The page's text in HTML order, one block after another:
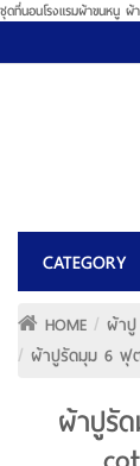
ชุดที่นอนโรงแรมผ้าขนหนู ผ้
HOME
ผ้า
ผ้าปูรัดมุม 6 ฟุต
ผ้าปูรั